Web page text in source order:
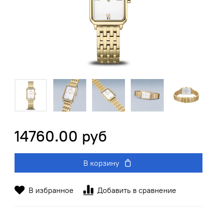
В избранное Добавить в сравнение
14760.00 руб
В корзину